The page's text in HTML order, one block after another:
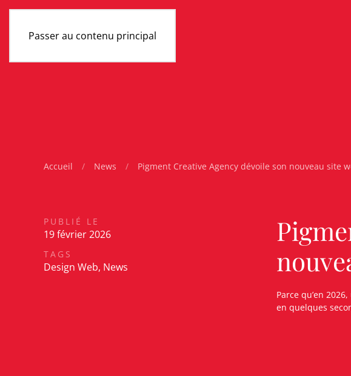
Passer au contenu principal
Accueil News Pigment Creative Agency dévoile son nouveau site
PUBLIÉ LE
19 février 2026
TAGS
Design Web, News
Parce qu’en
en quelques